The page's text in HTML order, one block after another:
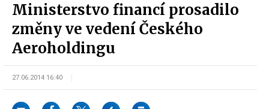
Ministerstvo financí prosadilo
změny ve vedení Českého
Aeroholdingu
27.06.2014 16:40